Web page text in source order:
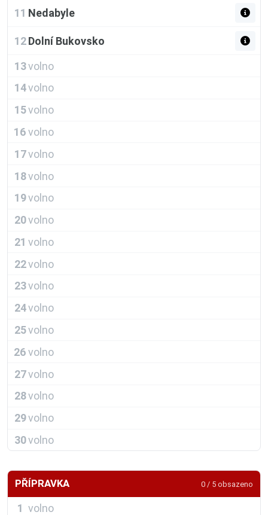
11 Nedabyle
12 Dolní Bukovsko
13volno
14volno
15volno
16volno
17volno
18volno
19volno
20volno
21 volno
22volno
23volno
24volno
25volno
26volno
27volno
28volno
29volno
30volno
PŘÍPRAVKA 0 / 5 obsazeno
1 volno